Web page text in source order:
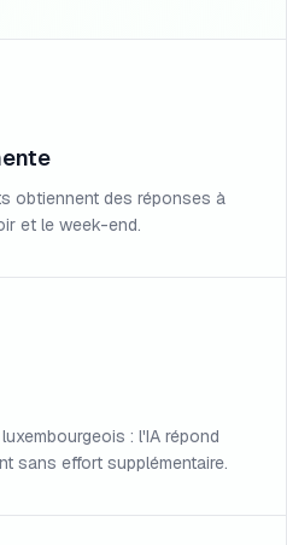
obtiennent des réponses à
et le week-end.
: l'IA répond
sans effort supplémentaire.